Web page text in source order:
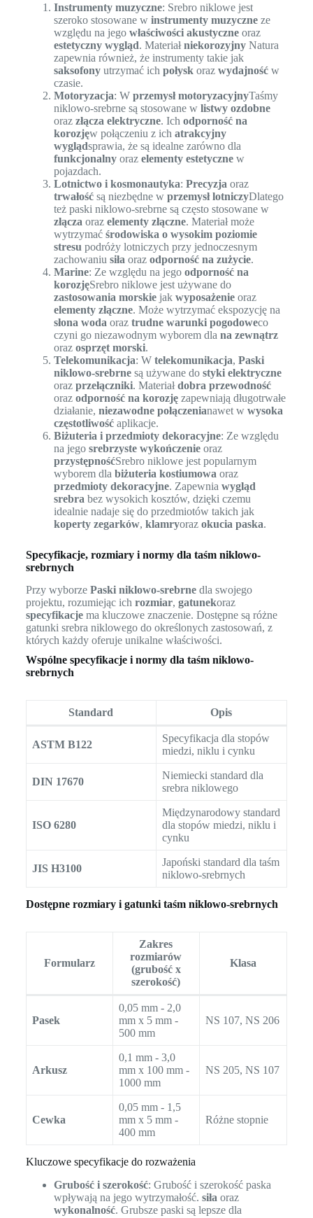
Instrumenty muzyczne: Srebro niklowe jest
szeroko stosowane w instrumenty muzyczneze
względu na jego właściwości akustyczneoraz
estetyczny wygląd. MateriałniekorozyjnyNatura
zapewnia również, że instrumenty takie jak
saksofonyutrzymać ich połyskoraz wydajnośćw
czasie.
Motoryzacja: W przemysł motoryzacyjnyTaśmy
niklowo-srebrne są stosowane w listwy ozdobne
oraz złącza elektryczne. Ich odporność na
korozjęw połączeniu z ich atrakcyjny
wyglądsprawia, że są idealne zarówno dla
funkcjonalnyoraz elementy estetycznew
pojazdach.
Lotnictwo i kosmonautyka: Precyzja oraz
trwałośćsą niezbędne w przemysł lotniczyDlatego
też paski niklowo-srebrne są często stosowane w
złącza oraz elementy złączne. Materiał może
wytrzymać środowiska o wysokim poziomie
stresu podróży lotniczych przy jednoczesnym
zachowaniu siła oraz odporność na zużycie.
Marine: Ze względu na jego odporność na
korozjęSrebro niklowe jest używane do
zastosowania morskiejak wyposażenieoraz
elementy złączne. Może wytrzymać ekspozycję na
słona woda oraz trudne warunki pogodoweco
czyni go niezawodnym wyborem dla na zewnątrz
oraz osprzęt morski.
Telekomunikacja: W telekomunikacja, Paski
niklowo-srebrnesą używane do styki elektryczne
oraz przełączniki. Materiałdobra przewodność
oraz odporność na korozjęzapewniają długotrwałe
działanie, niezawodne połączenianawet w wysoka
częstotliwośćaplikacje.
Biżuteria i przedmioty dekoracyjne: Ze względu
na jego srebrzyste wykończenieoraz
przystępnośćSrebro niklowe jest popularnym
wyborem dla biżuteria kostiumowa oraz
przedmioty dekoracyjne. Zapewnia wygląd
srebra bez wysokich kosztów, dzięki czemu
idealnie nadaje się do przedmiotów takich jak
koperty zegarków, klamryoraz okucia paska.
Specyfikacje, rozmiary i normy dla taśm niklowo-
srebrnych
Przy wyborze Paski niklowo-srebrnedla swojego
projektu, rozumiejąc ich rozmiar, gatunekoraz
specyfikacjema kluczowe znaczenie. Dostępne są różne
gatunki srebra niklowego do określonych zastosowań, z
których każdy oferuje unikalne właściwości.
Wspólne specyfikacje i normy dla taśm niklowo-
srebrnych
Standard Opis
ASTM B122
Specyfikacja dla stopów
miedzi, niklu i cynku
DIN 17670
Niemiecki standard dla
srebra niklowego
ISO 6280
Międzynarodowy standard
dla stopów miedzi, niklu i
cynku
JIS H3100
Japoński standard dla taśm
niklowo-srebrnych
Dostępne rozmiary i gatunki taśm niklowo-srebrnych
Formularz
Zakres
rozmiarów
(grubość x
szerokość)
Klasa
Pasek
0,05 mm - 2,0
mm x 5 mm -
500 mm
NS 107, NS 206
Arkusz
0,1 mm - 3,0
mm x 100 mm -
1000 mm
NS 205, NS 107
Cewka
0,05 mm - 1,5
mm x 5 mm -
400 mm
Różne stopnie
Kluczowe specyfikacje do rozważenia
Grubość i szerokość: Grubość i szerokość paska
wpływają na jego wytrzymałość. siła oraz
wykonalność. Grubsze paski są lepsze dla